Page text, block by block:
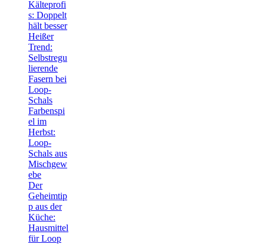
Kälteprofi
s: Doppelt
hält besser
Heißer
Trend:
Selbstregu
lierende
Fasern bei
Loop-
Schals
Farbenspi
el im
Herbst:
Loop-
Schals aus
Mischgew
ebe
Der
Geheimtip
p aus der
Küche:
Hausmittel
für Loop